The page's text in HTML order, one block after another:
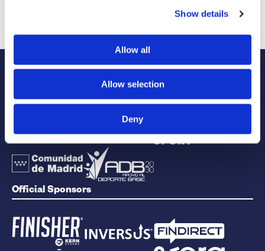
Show details
Allow all
Allow selection
Deny
Official Sponsors